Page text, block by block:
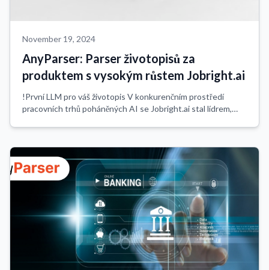
November 19, 2024
AnyParser: Parser životopisů za
produktem s vysokým růstem Jobright.ai
!První LLM pro váš životopis V konkurenčním prostředí
pracovních trhů poháněných AI se Jobright.ai stal lídrem,